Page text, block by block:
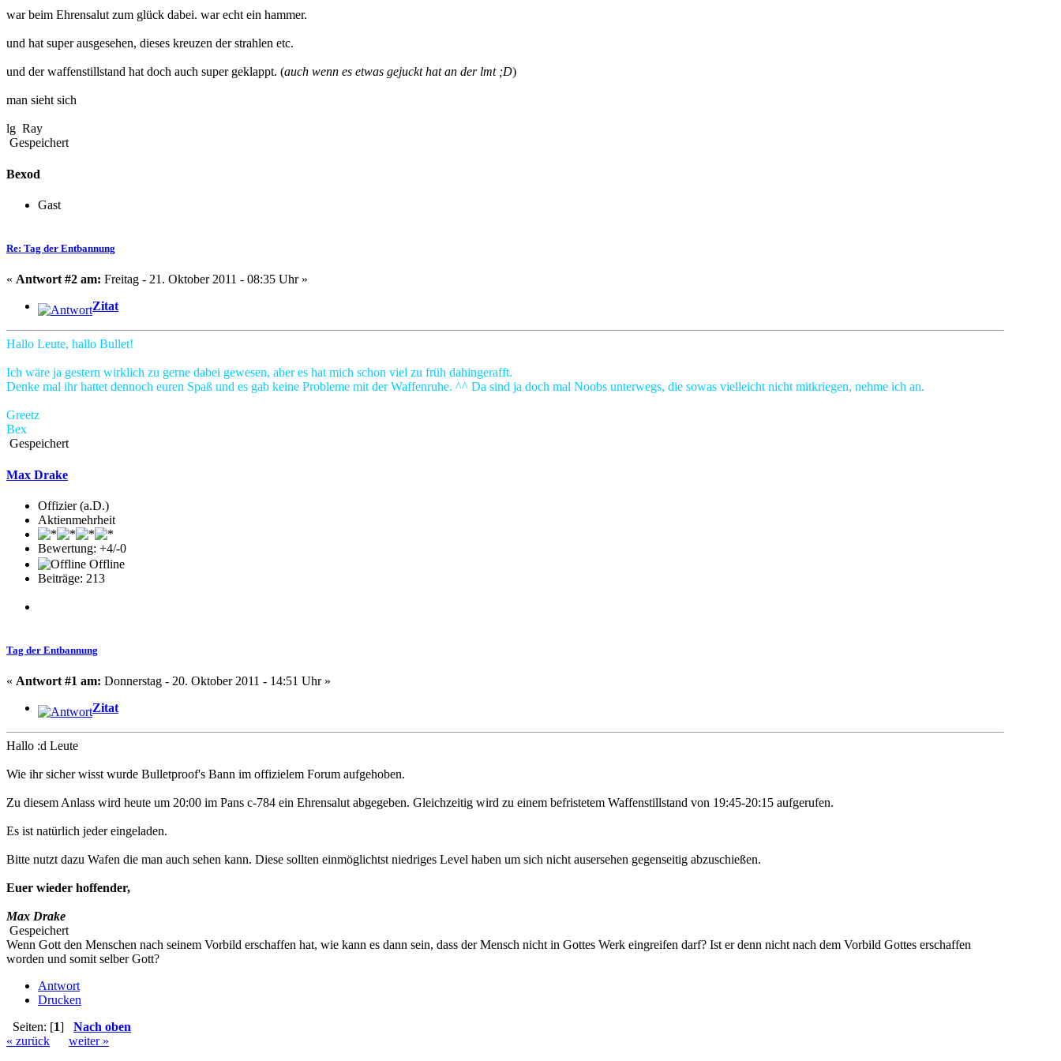
war beim Ehrensalut zum glück dabei. war echt ein hammer.
und hat super ausgesehen, dieses kreuzen der strahlen etc.
und der waffenstillstand hat doch auch super geklappt. (auch wenn es etwas gejuckt hat an der lmt ;D)
man sieht sich
lg Ray
Gespeichert
Bexod
Gast
Re: Tag der Entbannung
« Antwort #2 am: Freitag - 21. Oktober 2011 - 08:35 Uhr »
Zitat
Hallo Leute, hallo Bullet!
Ich wäre ja gestern wirklich zu gerne dabei gewesen, aber es hat mich schon viel zu früh dahingerafft.
Denke mal ihr hattet dennoch euren Spaß und es gab keine Probleme mit der Waffenruhe. ^^ Da sind ja doch mal Noobs unterwegs, die sowas vielleicht nicht mitkriegen, nehme ich an.
Greetz
Bex
Gespeichert
Max Drake
Offizier (a.D.)
Aktienmehrheit
Bewertung: +4/-0
Offline
Beiträge: 213
Tag der Entbannung
« Antwort #1 am: Donnerstag - 20. Oktober 2011 - 14:51 Uhr »
Zitat
Hallo :d Leute
Wie ihr sicher wisst wurde Bulletproof's Bann im offizielem Forum aufgehoben.
Zu diesem Anlass wird heute um 20:00 im Pans c-784 ein Ehrensalut abgegeben. Gleichzeitig wird zu einem befristetem Waffenstillstand von 19:45-20:15 aufgerufen.
Es ist natürlich jeder eingeladen.
Bitte nutzt dazu Wafen die man auch sehen kann. Diese sollten einmöglichtst niedriges Level haben um sich nicht ausersehen gegenseitig abzuschießen.
Euer wieder hoffender,
Max Drake
Gespeichert
Wenn Gott den Menschen nach seinem Vorbild erschaffen hat, wie kann es dann sein, dass der Mensch nicht in Gottes Werk eingreifen darf? Ist er denn nicht nach dem Vorbild Gottes erschaffen
worden und somit selber Gott?
Antwort
Drucken
Seiten: [1] Nach oben
« zurück
weiter »